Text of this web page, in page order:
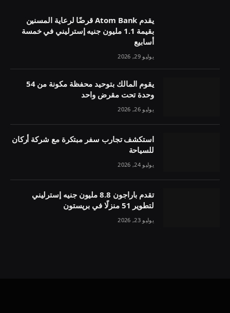
يقدم Atom Bank قرضًا لرعاية المسنين
بقيمة 1.1 مليون جنيه إسترليني في خمسة
أسابيع
يوليو 29, 2026
يقوم المالك بتوحيد محفظة مكونة من 54
وحدة تحت مقرض واحد
يوليو 26, 2026
استكشف تجارب سفر مبتكرة مع شركة أركان
للسياحة
يوليو 24, 2026
تقدم باراجون 8.8 مليون جنيه إسترليني
لتطوير 51 منزلًا في بريستون
يوليو 23, 2026